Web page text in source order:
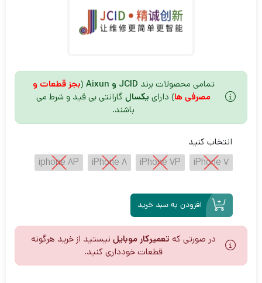
تمامی محصولات برند JCID و Aixun (بجز قطعات و
مصرفی ها) داراییکسالگارانتی بی قید و شرط می
باشند.
انتخاب کنید
iPhone 7
iPhone 7P
iPhone 8
iphone 8P
افزودن به سبد خرید
در صورتی که تعمیرکار موبایل نیستید از خرید هرگونه
قطعات خودداری کنید.